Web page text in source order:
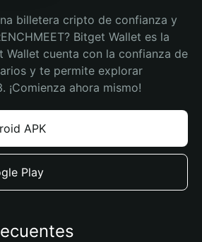
billetera cripto de confianza y
Bitget Wallet es la
Wallet cuenta con la confianza de
y te permite explorar
¡Comienza ahora mismo!
APK
Play